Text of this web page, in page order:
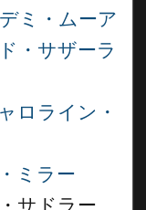
デミ・ムーア
・サザーラ
ロライン・
ミラー
サドラー